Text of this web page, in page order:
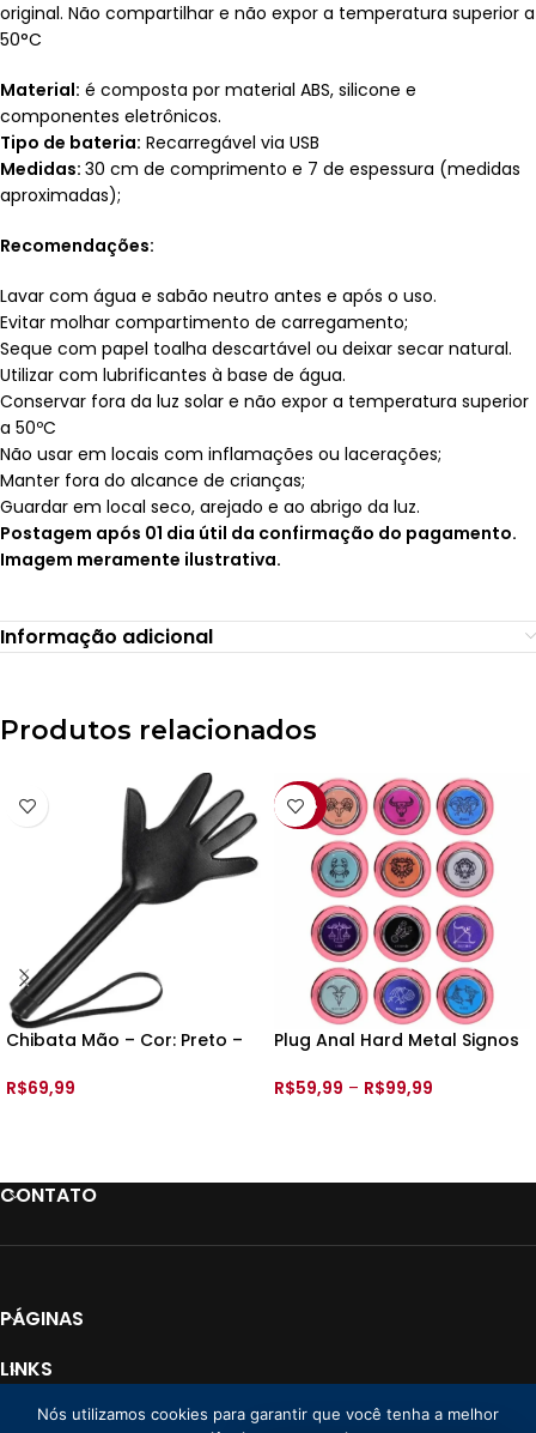
original. Não compartilhar e não expor a temperatura superior a
50°C
Material: é composta por material ABS, silicone e
componentes eletrônicos.
Tipo de bateria: Recarregável via USB
Medidas: 30 cm de comprimento e 7 de espessura (medidas
aproximadas);
Recomendações:
Lavar com água e sabão neutro antes e após o uso.
Evitar molhar compartimento de carregamento;
Seque com papel toalha descartável ou deixar secar natural.
Utilizar com lubrificantes à base de água.
Conservar fora da luz solar e não expor a temperatura superior
a 50ºC
Não usar em locais com inflamações ou lacerações;
Manter fora do alcance de crianças;
Guardar em local seco, arejado e ao abrigo da luz.
Postagem após 01 dia útil da confirmação do pagamento.
Imagem meramente ilustrativa.
Informação adicional
Produtos relacionados
Chibata Mão – Cor: Preto –
R$69,99
-40%
Plug Anal Hard Metal Signos
R$59,99 – R$99,99
CONTATO
PÁGINAS
LINKS
PAGAMENTO
Nós utilizamos cookies para garantir que você tenha a melhor